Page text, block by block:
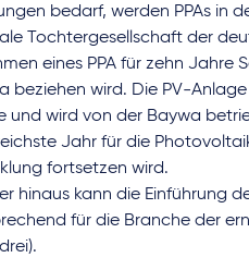
bedarf, werden PPAs in
Tochtergesellschaft der
eines PPA für zehn
beziehen wird. Die PV-
und wird von der Baywa
Jahr für die
fortsetzen wird.
hinaus kann die Einführung
für die Branche der